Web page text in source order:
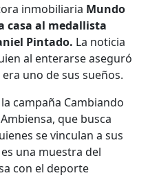
inmobiliaria Mundo
casa al medallista
Pintado. La noticia
al enterarse aseguró
uno de sus sueños.
campaña Cambiando
que busca
se vinculan a sus
una muestra del
con el deporte